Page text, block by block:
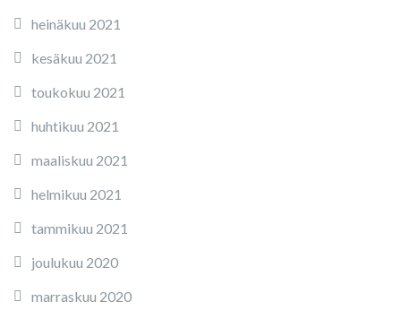
heinäkuu 2021
kesäkuu 2021
toukokuu 2021
huhtikuu 2021
maaliskuu 2021
helmikuu 2021
tammikuu 2021
joulukuu 2020
marraskuu 2020